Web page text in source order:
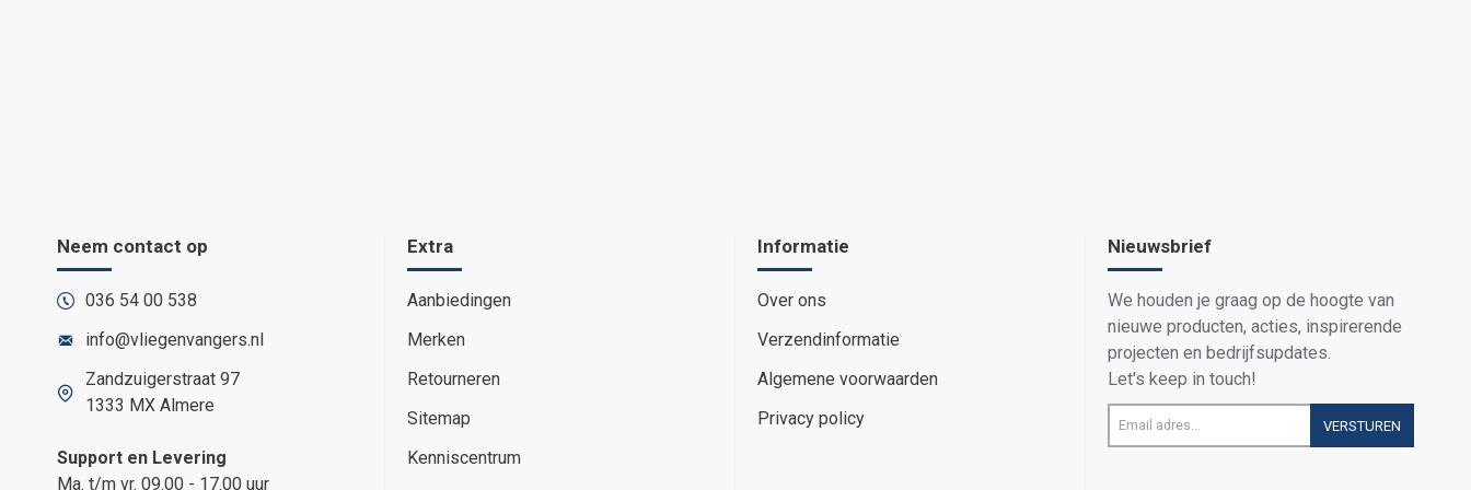
Neem contact op
036 54 00 538
info@vliegenvangers.nl
Zandzuigerstraat 97
1333 MX Almere
Support en Levering
Ma. t/m vr. 09.00 - 17.00 uur
Extra
Aanbiedingen
Merken
Retourneren
Sitemap
Kenniscentrum
Informatie
Over ons
Verzendinformatie
Algemene voorwaarden
Privacy policy
Nieuwsbrief
We houden je graag op de hoogte van
nieuwe producten, acties, inspirerende
projecten en bedrijfsupdates.
Let's keep in touch!
Email
adres...
VERSTUREN